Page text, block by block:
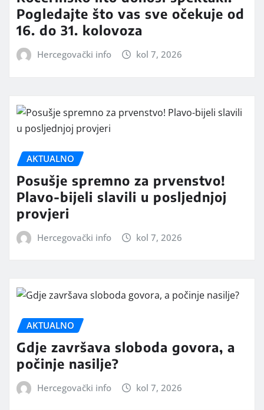
Pogledajte što vas sve očekuje od
16. do 31. kolovoza
Hercegovački info kol 7, 2026
AKTUALNO
Posušje spremno za prvenstvo!
Plavo-bijeli slavili u posljednjoj
provjeri
Hercegovački info kol 7, 2026
AKTUALNO
Gdje završava sloboda govora, a
počinje nasilje?
Hercegovački info kol 7, 2026